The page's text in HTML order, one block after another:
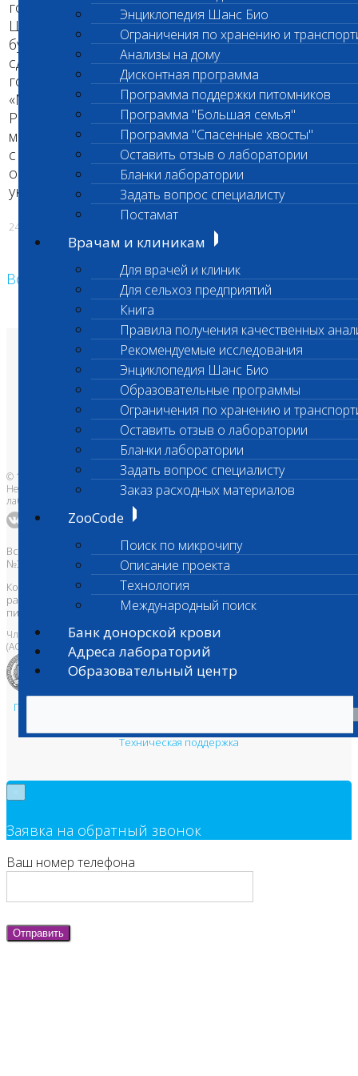
Энциклопедия Шанс Био
Ограничения по хранению и
Анализы на дому
Дисконтная программа
Программа поддержки питомников
Программа "Большая семья"
Программа "Спасенные хвосты"
Оставить отзыв о лаборатории
Бланки лаборатории
Задать вопрос специалисту
Постамат
Врачам и клиникам
Для врачей и клиник
Для сельхоз предприятий
Книга
Правила получения качественных
Рекомендуемые исследования
Энциклопедия Шанс Био
Образовательные программы
Ограничения по хранению и
Оставить отзыв о лаборатории
Бланки лаборатории
Задать вопрос специалисту
Заказ расходных материалов
ZooCode
Поиск по микрочипу
Описание проекта
Технология
Международный поиск
Банк донорской крови
Адреса лабораторий
Образовательный центр
готовы – после 11.01.18 в течении 2-3 дней
Цитология - Материал, сданный до 28.12.17,
будет обработан 30.12.17; по материалу,
сданному после 28.12.17, результаты будут
готовы – после 09.01.18. в течении 2-3 дней
«Микробиология»
Результаты исследований по бактериологии и
микологии, материала, поступившего в период
с 28.12.17 по 6.01.18 будут выдаваться с
отсрочкой до 7 дней от срока готовности,
указанного в
24.12.2017
Возврат к списку
О лаборатории
Анализы и цены
Ветеринарные центры
Владельцам
Врачам и клиникам
Бланки лаборатории
Банк донорской крови
Адреса лабораторий
© 1996-2026
Независимая ветеринарная
лаборатория Шанс Био
Все права защищены и охраняются законом. Товарный знак
№395740 от 2008 г. ООО "ШАНС БИО"
Копирование, тиражирование, а также использование материалов,
размещенных на сайтеwww.vetlab.ruвозможно только с
письменного разрешения Правообладателя
Член Национальной ветеринарной палаты
(АСРО НВП)
Политика в области персональных данных и конфиденциальности
Техническая поддержка
Заявка на обратный звонок
Ваш номер телефона
Отправить